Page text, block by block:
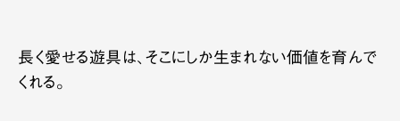
長く愛せる遊具は、そこにしか生まれない価値を育んで
くれる。